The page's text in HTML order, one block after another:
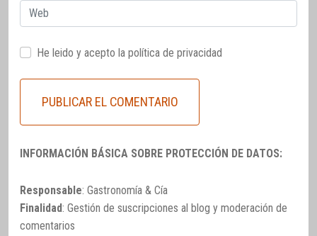
Web
He leido y acepto la política de privacidad
INFORMACIÓN BÁSICA SOBRE PROTECCIÓN DE DATOS:
Responsable: Gastronomía & Cía
Finalidad: Gestión de suscripciones al blog y moderación de
comentarios